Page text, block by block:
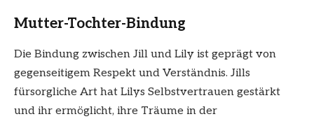
Mutter-Tochter-Bindung
Die Bindung zwischen Jill und Lily ist geprägt von
gegenseitigem Respekt und Verständnis. Jills
fürsorgliche Art hat Lilys Selbstvertrauen gestärkt
und ihr ermöglicht, ihre Träume in der